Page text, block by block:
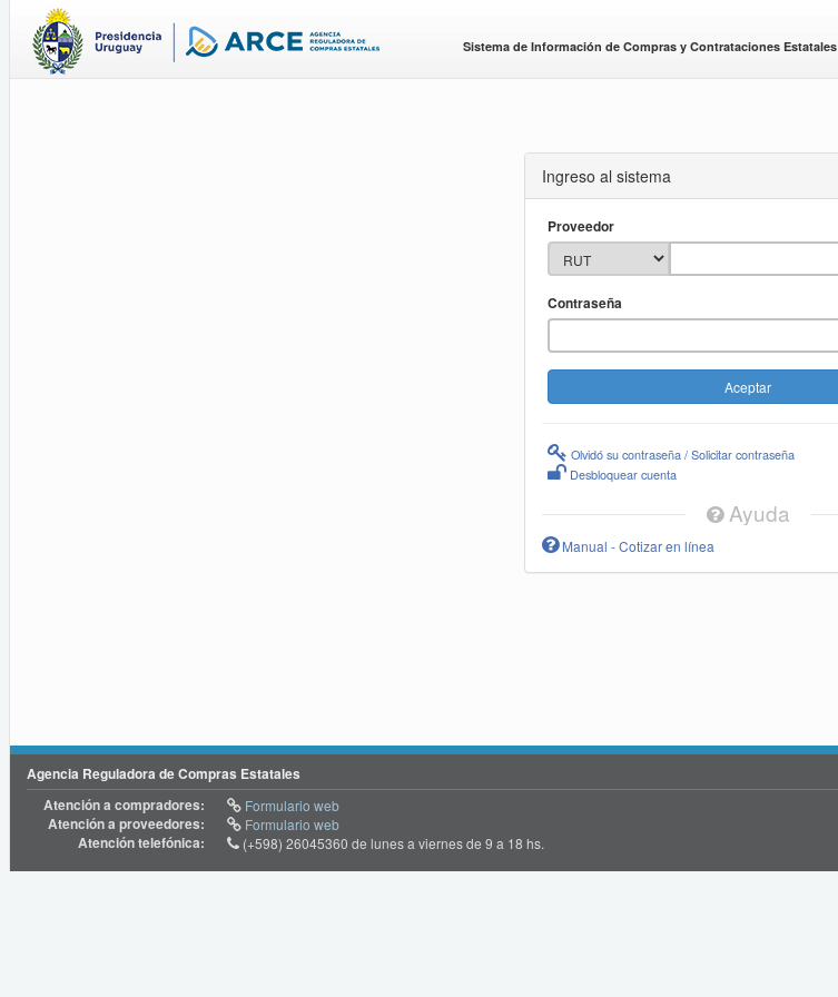
Sistema de Información de Compras y Contrataciones Estatales
Ingreso al sistema
Proveedor
Contraseña
Olvidó su contraseña / Solicitar contraseña
Desbloquear cuenta
Ayuda
Manual - Cotizar en línea
Agencia Reguladora de Compras Estatales
Atención a compradores:
Formulario web
Atención a proveedores: Formulario web
Atención telefónica: (+598) 26045360 de lunes a viernes de 9 a 18 hs.